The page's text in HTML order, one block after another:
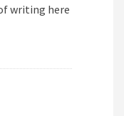
writing here